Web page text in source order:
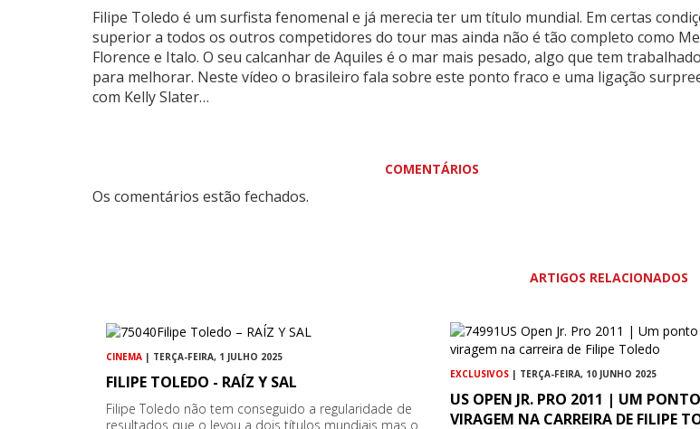
Filipe Toledo é um surfista fenomenal e já merecia ter um título mundial. Em certas
superior a todos os outros competidores do tour mas ainda não é tão completo como
Florence e Italo. O seu calcanhar de Aquiles é o mar mais pesado, algo que tem
para melhorar. Neste vídeo o brasileiro fala sobre este ponto fraco e uma ligação
com Kelly Slater…
COMENTÁRIOS
Os comentários estão fechados.
ARTIGOS RELACIONADOS
CINEMA | TERÇA-FEIRA, 1 JULHO 2025
FILIPE TOLEDO - RAÍZ Y SAL
Filipe Toledo não tem conseguido a regularidade de
resultados que o levou a dois títulos mundiais mas o
EXCLUSIVOS | TERÇA-FEIRA, 10 JUNHO 2025
US OPEN JR. PRO 2011 | UM
VIRAGEM NA CARREIRA DE FILIPE